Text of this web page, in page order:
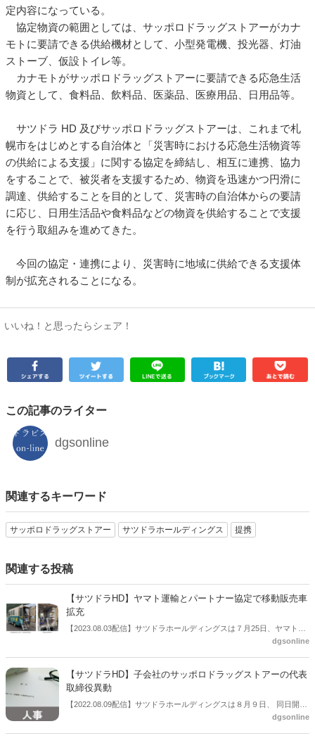
定内容になっている。
協定物資の範囲としては、サッポロドラッグストアーがカナ
モトに要請できる供給機材として、小型発電機、投光器、灯油
ストーブ、仮設トイレ等。
カナモトがサッポロドラッグストアーに要請できる応急生活
物資として、食料品、飲料品、医薬品、医療用品、日用品等。
サツドラ HD 及びサッポロドラッグストアーは、これまで札
幌市をはじめとする自治体と「災害時における応急生活物資等
の供給による支援」に関する協定を締結し、相互に連携、協力
をすることで、被災者を支援するため、物資を迅速かつ円滑に
調達、供給することを目的として、災害時の自治体からの要請
に応じ、日用生活品や食料品などの物資を供給することで支援
を行う取組みを進めてきた。
今回の協定・連携により、災害時に地域に供給できる支援体
制が拡充されることになる。
いいね！と思ったらシェア！
この記事のライター
dgsonline
関連するキーワード
サッポロドラッグストアー サツドラホールディングス 提携
関連する投稿
【サツドラHD】ヤマト運輸とパートナー協定で移動販売車
拡充
【2023.08.03配信】サツドラホールディングスは７月25日、ヤマト運
輸とパートナーシップ協定基本合意書を締結した。これにより、ヤマ
困難者に対する支援として、2022年8月からより多くの商品を出張販
売できる環境を構築する。そのほか、両社で行ってきたヤマト運輸の
営業所でのサツドラのサテライト店舗を設置の内容も拡充。サツドラ
が販売するプライベートブランド商品の販売も検討し、小商圏地域に
おける買い物環境支援を強化する。両社が協力し、効率的な物流も実
現する。人口減少や少子高齢化をはじめとした様々な社会課題を抱え
dgsonline
【サツドラHD】子会社のサッポロドラッグストアーの代表
取締役異動
【2022.08.09配信】サツドラホールディングスは８月９日、 同日開催
の定時株主総会及び取締役会において、子会社サッポロドラッグスト
dgsonline